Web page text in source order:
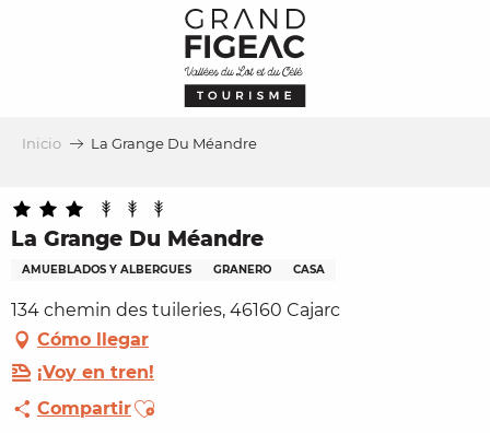
Inicio La Grange Du Méandre
La Grange Du Méandre
AMUEBLADOS Y ALBERGUES GRANERO CASA
134 chemin des tuileries, 46160 Cajarc
Cómo llegar
¡Voy en tren!
CompartirAjouter aux favoris